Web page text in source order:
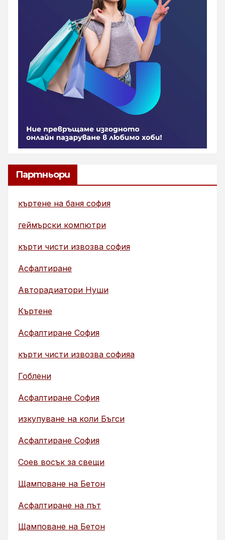
Партньори
къртене на баня софия
геймърски компютри
кърти чисти извозва софия
Асфалтиране
Авторадиатори Нуши
Къртене
Асфалтиране София
кърти чисти извозва софияа
Гоблени
Асфалтиране София
изкупуване на коли Бъгси
Асфалтиране София
Соев восък за свещи
Щамповане на Бетон
Асфалтиране на път
Щамповане на Бетон